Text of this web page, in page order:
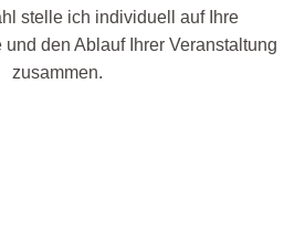
stelle ich individuell auf Ihre
den Ablauf Ihrer Veranstaltung
zusammen.